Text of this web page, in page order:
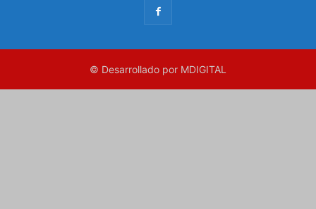
© Desarrollado por MDIGITAL